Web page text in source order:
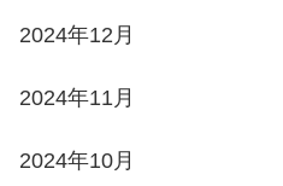
2024年12月
2024年11月
2024年10月